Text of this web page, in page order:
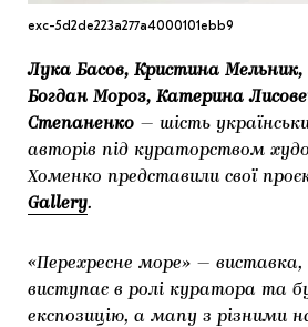
exc-5d2de223a277a4000101ebb9
Лука Басов, Кристина Мельник,
Богдан Мороз, Катерина
Степаненко — шість
авторів під кураторством
Хоменко представили свої
Gallery.
«Перехресне море» —
виступає в ролі куратора та
експозицію, а мапу з різними